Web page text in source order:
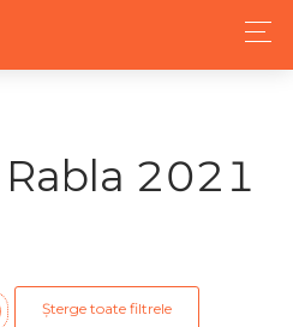
2021
Șterge toate filtrele